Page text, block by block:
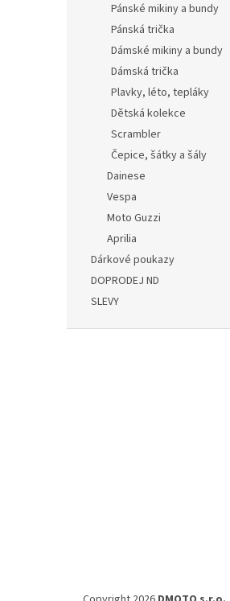
Pánské mikiny a bundy
Pánská trička
Dámské mikiny a bundy
Dámská trička
Plavky, léto, tepláky
Dětská kolekce
Scrambler
Čepice, šátky a šály
Dainese
Vespa
Moto Guzzi
Aprilia
Dárkové poukazy
DOPRODEJ ND
SLEVY